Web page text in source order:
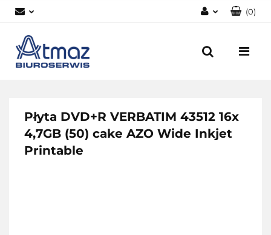
Zarejestruj się
(0)
Płyta DVD+R VERBATIM 43512 16x
4,7GB (50) cake AZO Wide Inkjet
Printable